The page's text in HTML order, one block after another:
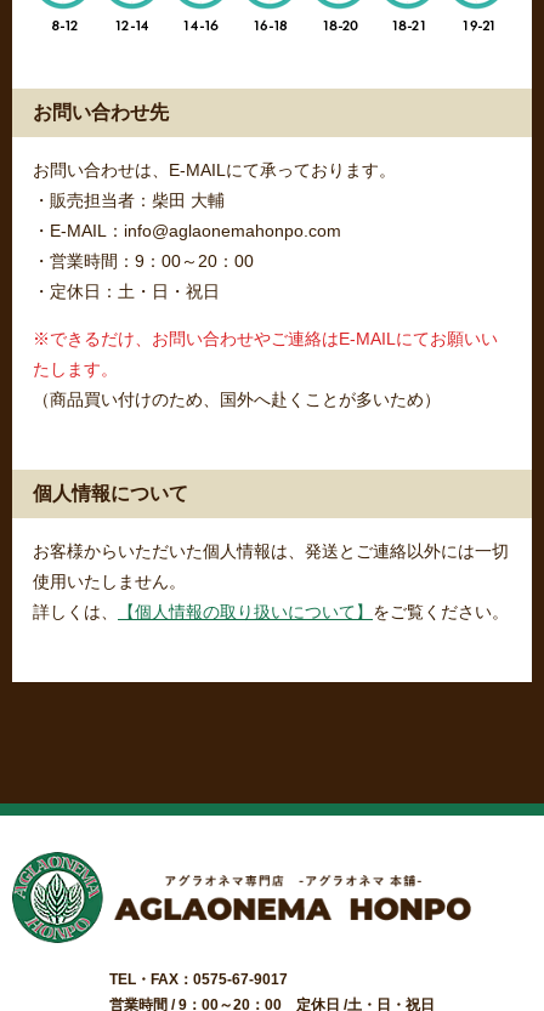
お問い合わせ先
お問い合わせは、E-MAILにて承っております。
・販売担当者：柴田 大輔
・E-MAIL：info@aglaonemahonpo.com
・営業時間：9：00～20：00
・定休日：土・日・祝日
※できるだけ、お問い合わせやご連絡はE-MAILにてお願いい
たします。
（商品買い付けのため、国外へ赴くことが多いため）
個人情報について
お客様からいただいた個人情報は、発送とご連絡以外には一切
使用いたしません。
詳しくは、
【個人情報の取り扱いについて】 をご覧ください。
TEL・FAX：0575-67-9017
営業時間 / 9：00～20：00 定休日 /土・日・祝日